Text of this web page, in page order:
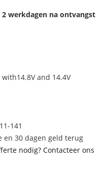
werkdagen na ontvangst
and 14.4V
141
en 30 dagen geld terug
nodig? Contacteer ons